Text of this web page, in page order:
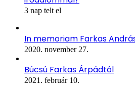
3 nap telt el
In memoriam Farkas
2020. november 27.
Búcsú Farkas Árpádtól
2021. február 10.